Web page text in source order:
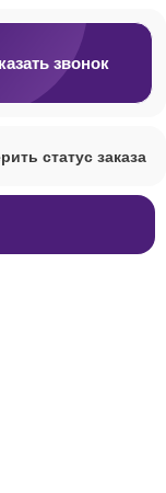
звонок
статус заказа